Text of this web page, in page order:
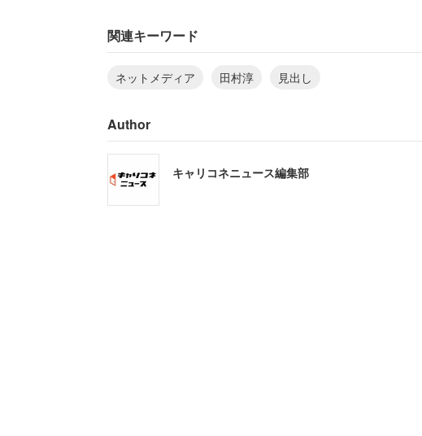
き残れない悩ましい状況の媒体…」と感じている。
メディア側が、本来記事の本筋ではないところか
といけない時代」と注意を呼びかけた。
一方で、「現場に赴く堀潤さん（編注：ジャーナ
者）は信頼に値」としている。リプライでは「伝
関連キーワード
ネットメディア 田村淳 見出し
Author
キャリコネニュース編集部